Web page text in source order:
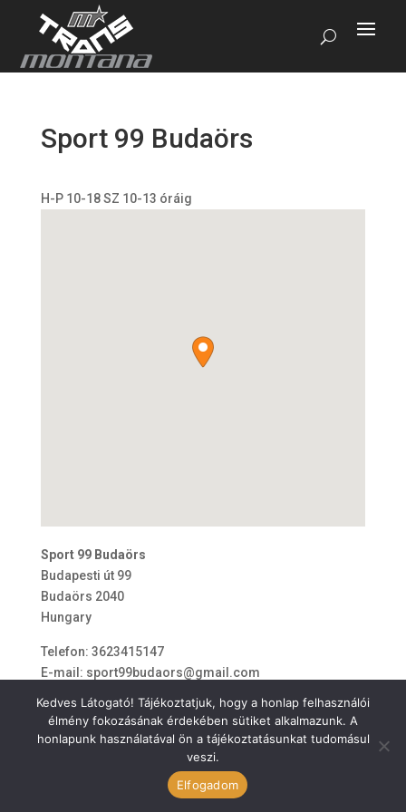
Sport 99 Budaörs
H-P 10-18 SZ 10-13 óráig
Sport 99 Budaörs
Budapesti út 99
Budaörs 2040
Hungary
Telefon: 3623415147
E-mail: sport99budaors@gmail.com
ÁSZF
Kedves Látogató! Tájékoztatjuk, hogy a honlap felhasználói
élmény fokozásának érdekében sütiket alkalmazunk. A
honlapunk használatával ön a tájékoztatásunkat tudomásul
veszi.
Elfogadom